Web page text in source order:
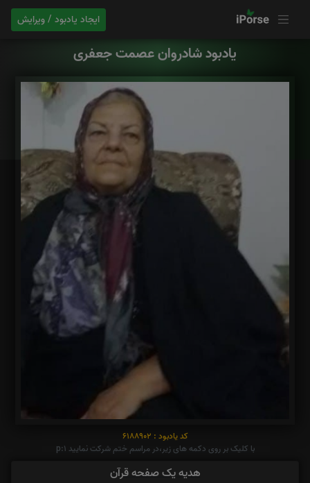
ایجاد یادبود / ویرایش
یادبود شادروان عصمت جعفری
کد یادبود : 6188902
با کلیک بر روی دکمه های زیر،در مراسم ختم شرکت نمایید p:1
هدیه یک صفحه قرآن